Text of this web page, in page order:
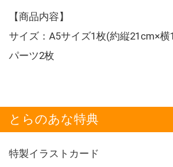
【商品内容】
サイズ：A5サイズ1枚(約縦21cm×
パーツ2枚
とらのあな特典
特製イラストカード